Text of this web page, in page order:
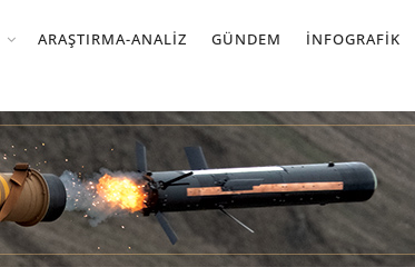
ARAŞTIRMA-ANALIZ GÜNDEM İNFOGRAFIK